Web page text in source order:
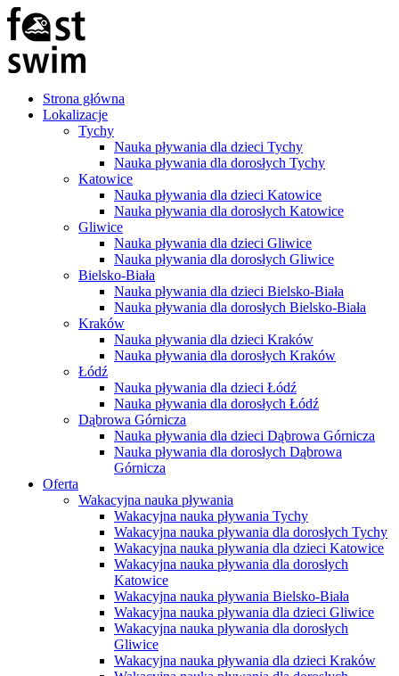
Strona główna
Lokalizacje
Tychy
Nauka pływania dla dzieci Tychy
Nauka pływania dla dorosłych Tychy
Katowice
Nauka pływania dla dzieci Katowice
Nauka pływania dla dorosłych Katowice
Gliwice
Nauka pływania dla dzieci Gliwice
Nauka pływania dla dorosłych Gliwice
Bielsko-Biała
Nauka pływania dla dzieci Bielsko-Biała
Nauka pływania dla dorosłych Bielsko-Biała
Kraków
Nauka pływania dla dzieci Kraków
Nauka pływania dla dorosłych Kraków
Łódź
Nauka pływania dla dzieci Łódź
Nauka pływania dla dorosłych Łódź
Dąbrowa Górnicza
Nauka pływania dla dzieci Dąbrowa Górnicza
Nauka pływania dla dorosłych Dąbrowa
Górnicza
Oferta
Wakacyjna nauka pływania
Wakacyjna nauka pływania Tychy
Wakacyjna nauka pływania dla dorosłych Tychy
Wakacyjna nauka pływania dla dzieci Katowice
Wakacyjna nauka pływania dla dorosłych
Katowice
Wakacyjna nauka pływania Bielsko-Biała
Wakacyjna nauka pływania dla dzieci Gliwice
Wakacyjna nauka pływania dla dorosłych
Gliwice
Wakacyjna nauka pływania dla dzieci Kraków